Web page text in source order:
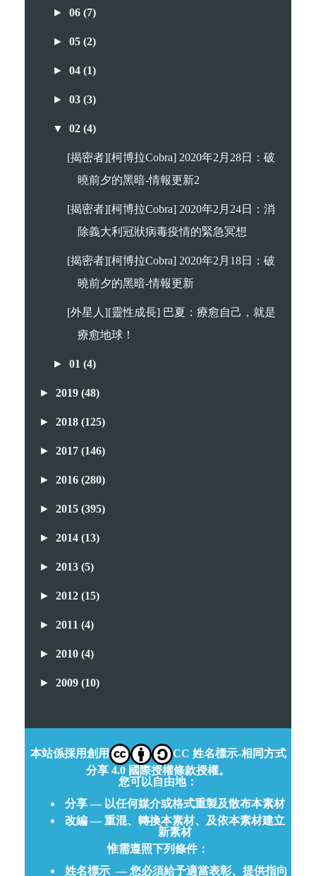
►06(7)
►05(2)
►04(1)
►03(3)
▼02(4)
[揭密者][柯博拉Cobra] 2020年2月28日：破
曉前夕的黑暗-情報更新2
[揭密者][柯博拉Cobra] 2020年2月24日：消
除義大利冠狀病毒疫情的緊急冥想
[揭密者][柯博拉Cobra] 2020年2月18日：破
曉前夕的黑暗-情報更新
[外星人][靈性成長] 巴夏：療愈自己，就是
療愈地球！
►01(4)
► 2019 (48)
► 2018 (125)
► 2017 (146)
► 2016 (280)
► 2015 (395)
► 2014 (13)
► 2013 (5)
► 2012 (15)
► 2011 (4)
► 2010 (4)
► 2009 (10)
本站係採用創用
CC 姓名標示-相同方式
分享 4.0 國際授權條款授權。
您可以自由地：
分享 — 以任何媒介或格式重製及散布本素材
改編 — 重混、轉換本素材、及依本素材建立
新素材
惟需遵照下列條件：
姓名標示 — 您必須給予適當表彰、提供指向